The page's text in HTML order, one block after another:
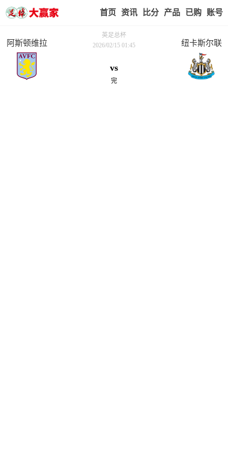
首页 赢家视点赛事比分实战版入口
我的
英足总杯
2026/02/15 01:45
vs
完
阿斯顿维拉 纽卡斯尔联